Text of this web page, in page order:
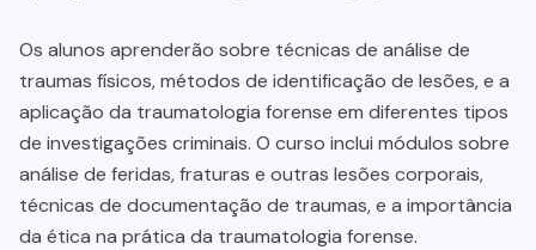
Os alunos aprenderão sobre técnicas de análise de
traumas físicos, métodos de identificação de lesões, e a
aplicação da traumatologia forense em diferentes tipos
de investigações criminais. O curso inclui módulos sobre
análise de feridas, fraturas e outras lesões corporais,
técnicas de documentação de traumas, e a importância
da ética na prática da traumatologia forense.